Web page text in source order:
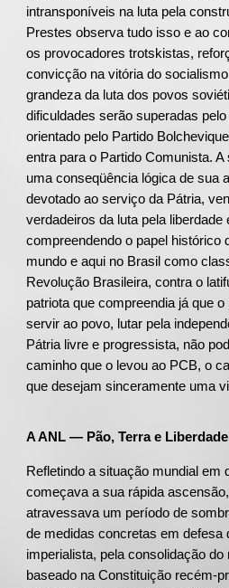
intransponíveis na luta pela
Prestes observa tudo isso e ao
os provocadores trotskistas,
convicção na vitória do
grandeza da luta dos povos
dificuldades serão superadas
orientado pelo Partido
entra para o Partido Comunista.
uma conseqüência lógica de sua
devotado ao serviço da Pátria,
verdadeiros da luta pela liberdade
compreendendo o papel histórico
mundo e aqui no Brasil como
Revolução Brasileira, contra o
patriota que compreendia já que
servir ao povo, lutar pela
Pátria livre e progressista, não
caminho que o levou ao PCB, o
que desejam sinceramente uma
A ANL — Pão, Terra e Liberdade
Refletindo a situação mundial em
começava a sua rápida
atravessava um período de
de medidas concretas em defesa
imperialista, pela consolidação do
baseado na Constituição recém-